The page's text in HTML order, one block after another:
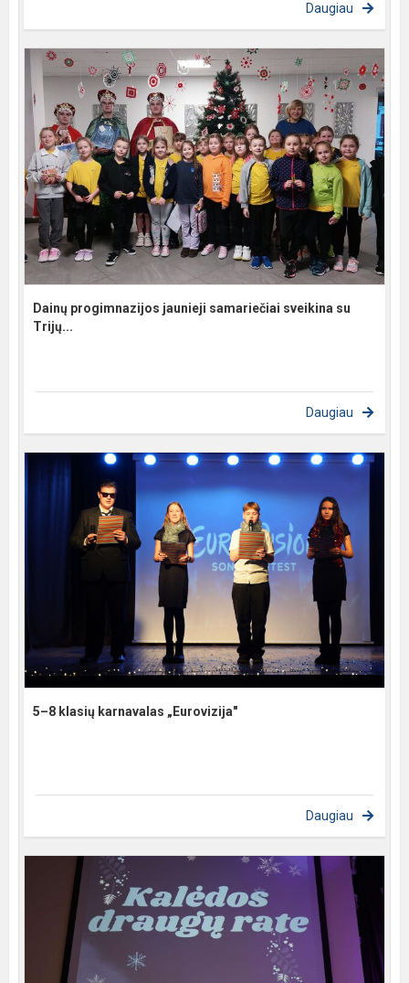
Daugiau
Dainų progimnazijos jaunieji samariečiai sveikina su
Trijų...
Daugiau
5–8 klasių karnavalas „Eurovizija"
Daugiau